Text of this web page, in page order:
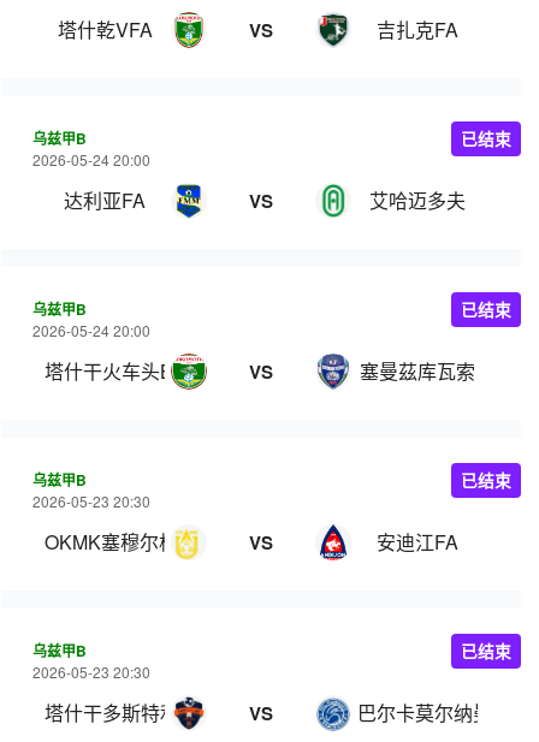
塔什乾VFA VS 吉扎克FA
乌兹甲B
2026-05-24 20:00
达利亚FA VS 艾哈迈多夫
已结束
乌兹甲B
2026-05-24 20:00
塔什干火车头B队 VS 塞曼茲库瓦索
已结束
乌兹甲B
2026-05-23 20:30
OKMK塞穆尔格安格连 VS 安迪江FA
已结束
乌兹甲B
2026-05-23 20:30
塔什干多斯特利克 VS 巴尔卡莫尔纳曼干
已结束